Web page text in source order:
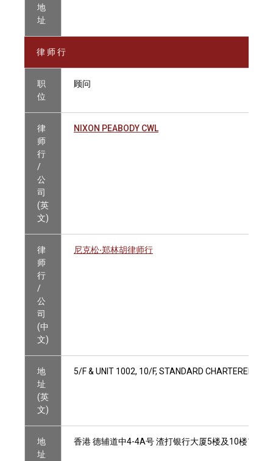
地
址
律 师 行
职
位
顾问
律
师
行
/
公
司
(英
文)
NIXON PEABODY CWL
律
师
行
/
公
司
(中
文)
尼克松‧郑林胡律师行
地
址
(英
文)
5/F & UNIT 1002, 10/F, STANDARD CHARTERED
地
址
香港 德辅道中4-4A号 渣打银行大厦5楼及10楼1002